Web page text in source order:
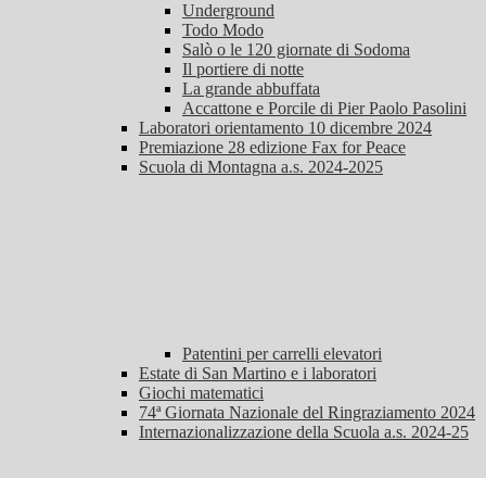
Underground
Todo Modo
Salò o le 120 giornate di Sodoma
Il portiere di notte
La grande abbuffata
Accattone e Porcile di Pier Paolo Pasolini
Laboratori orientamento 10 dicembre 2024
Premiazione 28 edizione Fax for Peace
Scuola di Montagna a.s. 2024-2025
Patentini per carrelli elevatori
Estate di San Martino e i laboratori
Giochi matematici
74ª Giornata Nazionale del Ringraziamento 2024
Internazionalizzazione della Scuola a.s. 2024-25